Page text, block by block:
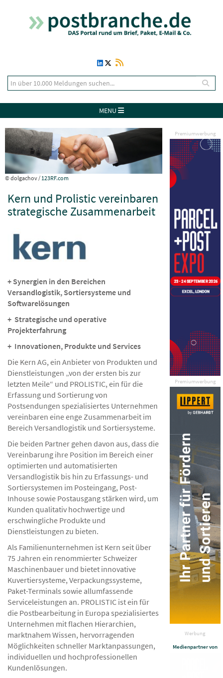
MENU
Premiumwerbung
Premiumwerbung
Werbung
Medienpartner von
© dolgachov / 123RF.com
Kern und Prolistic vereinbaren
strategische Zusammenarbeit
+ Synergien in den Bereichen
Versandlogistik, Sortiersysteme und
Softwarelösungen
+ Strategische und operative
Projekterfahrung
+ Innovationen, Produkte und Services
Die Kern AG, ein Anbieter von Produkten und
Dienstleistungen „von der ersten bis zur
letzten Meile“ und PROLISTIC, ein für die
Erfassung und Sortierung von
Postsendungen spezialisiertes Unternehmen
vereinbaren eine enge Zusammenarbeit im
Bereich Versandlogistik und Sortiersysteme.
Die beiden Partner gehen davon aus, dass die
Vereinbarung ihre Position im Bereich einer
optimierten und automatisierten
Versandlogistik bis hin zu Erfassungs- und
Sortiersystemen im Posteingang, Post-
Inhouse sowie Postausgang stärken wird, um
Kunden qualitativ hochwertige und
erschwingliche Produkte und
Dienstleistungen zu bieten.
Als Familienunternehmen ist Kern seit über
75 Jahren ein renommierter Schweizer
Maschinenbauer und bietet innovative
Kuvertiersysteme, Verpackungssysteme,
Paket-Terminals sowie allumfassende
Serviceleistungen an. PROLISTIC ist ein für
die Postbearbeitung in Europa spezialisiertes
Unternehmen mit flachen Hierarchien,
marktnahem Wissen, hervorragenden
Möglichkeiten schneller Marktanpassungen,
individuellen und hochprofessionellen
Kundenlösungen.